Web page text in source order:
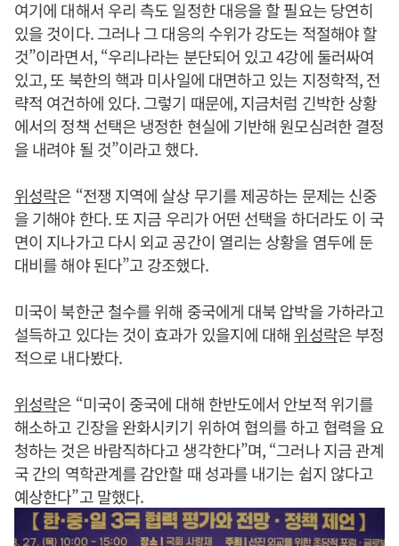
여기에 대해서 우리 측도 일정한 대응을 할 필요는 당연히
있을 것이다. 그러나 그 대응의 수위가 강도는 적절해야 할
것”이라면서, “우리나라는 분단되어 있고 4강에 둘러싸여
있고, 또 북한의 핵과 미사일에 대면하고 있는 지정학적, 전
략적 여건하에 있다. 그렇기 때문에, 지금처럼 긴박한 상황
에서의 정책 선택은 냉정한 현실에 기반해 원모심려한 결정
을 내려야 될 것”이라고 했다.
위성락은 “전쟁 지역에 살상 무기를 제공하는 문제는 신중
을 기해야 한다. 또 지금 우리가 어떤 선택을 하더라도 이 국
면이 지나가고 다시 외교 공간이 열리는 상황을 염두에 둔
대비를 해야 된다”고 강조했다.
미국이 북한군 철수를 위해 중국에게 대북 압박을 가하라고
설득하고 있다는 것이 효과가 있을지에 대해 위성락은 부정
적으로 내다봤다.
위성락은 “미국이 중국에 대해 한반도에서 안보적 위기를
해소하고 긴장을 완화시키기 위하여 협의를 하고 협력을 요
청하는 것은 바람직하다고 생각한다”며, “그러나 지금 관계
국 간의 역학관계를 감안할 때 성과를 내기는 쉽지 않다고
예상한다”고 말했다.